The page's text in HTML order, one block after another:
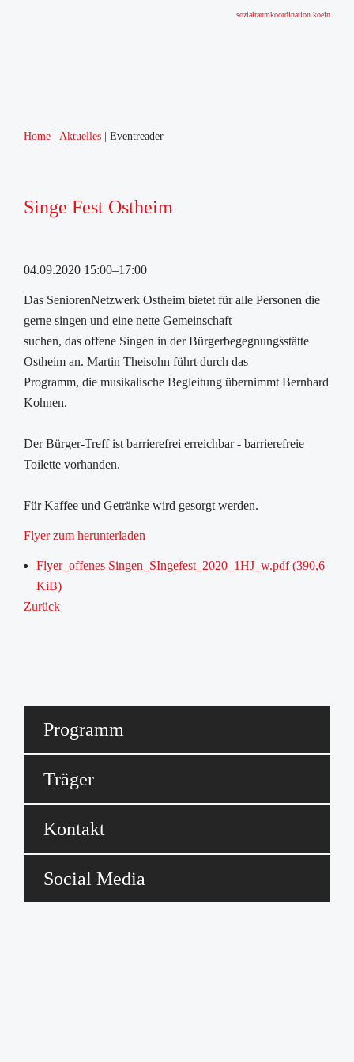
sozialraumkoordination.koeln
Home Aktuelles Eventreader
Singe Fest Ostheim
04.09.2020 15:00–17:00
Das SeniorenNetzwerk Ostheim bietet für alle Personen die
gerne singen und eine nette Gemeinschaft
suchen, das offene Singen in der Bürgerbegegnungsstätte
Ostheim an. Martin Theisohn führt durch das
Programm, die musikalische Begleitung übernimmt Bernhard
Kohnen.
Der Bürger-Treff ist barrierefrei erreichbar - barrierefreie
Toilette vorhanden.
Für Kaffee und Getränke wird gesorgt werden.
Flyer zum herunterladen
Flyer_offenes Singen_SIngefest_2020_1HJ_w.pdf(390,6
KiB)
Zurück
Programm
Träger
Kontakt
Social Media